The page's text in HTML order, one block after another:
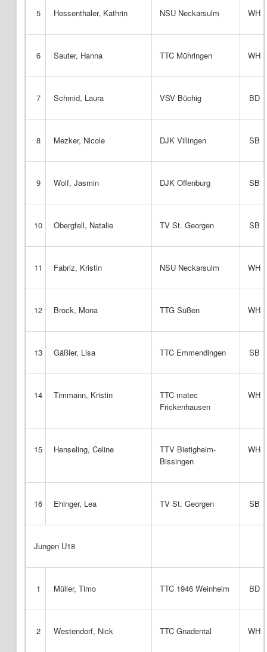
5 Hessenthaler, Kathrin NSU Neckarsulm WH
6 Sauter, Hanna TTC Mühringen WH
7 Schmid, Laura VSV Büchig BD
8 Mezker, Nicole DJK Villingen SB
9 Wolf, Jasmin DJK Offenburg SB
10 Obergfell, Natalie TV St. Georgen SB
11 Fabriz, Kristin NSU Neckarsulm WH
12 Brock, Mona TTG Süßen WH
13 Gäßler, Lisa TTC Emmendingen SB
14 Timmann, Kristin
TTC matec
Frickenhausen
WH
15 Henseling, Celine
TTV Bietigheim-
Bissingen
WH
16 Ehinger, Lea TV St. Georgen SB
Jungen U18
1 Müller, Timo TTC 1946 Weinheim BD
2 Westendorf, Nick TTC Gnadental WH